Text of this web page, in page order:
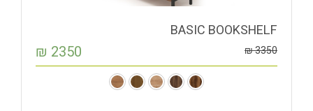
BASIC BOOKSHELF
3350
₪
2350
₪